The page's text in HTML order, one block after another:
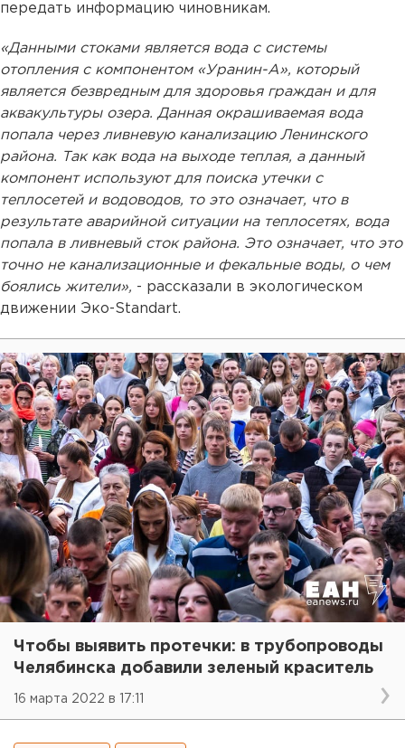
передать информацию чиновникам.
«Данными стоками является вода с системы
отопления с компонентом «Уранин-А», который
является безвредным для здоровья граждан и для
аквакультуры озера. Данная окрашиваемая вода
попала через ливневую канализацию Ленинского
района. Так как вода на выходе теплая, а данный
компонент используют для поиска утечки с
теплосетей и водоводов, то это означает, что в
результате аварийной ситуации на теплосетях, вода
попала в ливневый сток района. Это означает, что это
точно не канализационные и фекальные воды, о чем
боялись жители», - рассказали в экологическом
движении Эко-Standart.
Чтобы выявить протечки: в трубопроводы
Челябинска добавили зеленый краситель
16 марта 2022 в 17:11